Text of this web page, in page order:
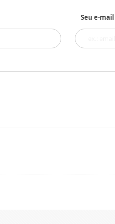
Seu e-mail